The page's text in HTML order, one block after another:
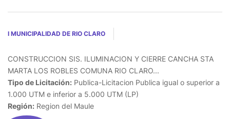
I MUNICIPALIDAD DE RIO CLARO
CONSTRUCCION SIS. ILUMINACION Y CIERRE CANCHA STA
MARTA LOS ROBLES COMUNA RIO CLARO...
Tipo de Licitación: Publica-Licitacion Publica igual o superior a
1.000 UTM e inferior a 5.000 UTM (LP)
Región: Region del Maule